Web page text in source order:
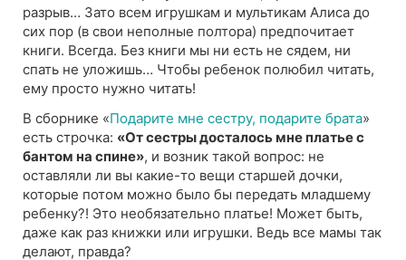
разрыв… Зато всем игрушкам и мультикам Алиса до
сих пор (в свои неполные полтора) предпочитает
книги. Всегда. Без книги мы ни есть не сядем, ни
спать не уложишь… Чтобы ребенок полюбил читать,
ему просто нужно читать!
В сборнике «Подарите мне сестру, подарите брата»
есть строчка: «От сестры досталось мне платье с
бантом на спине», и возник такой вопрос: не
оставляли ли вы какие-то вещи старшей дочки,
которые потом можно было бы передать младшему
ребенку?! Это необязательно платье! Может быть,
даже как раз книжки или игрушки. Ведь все мамы так
делают, правда?